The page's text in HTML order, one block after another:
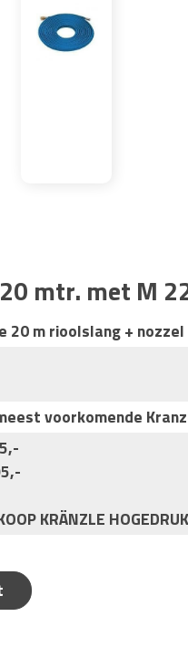
mtr. met M
20 m rioolslang + nozzel
voorkomende
KRÄNZLE